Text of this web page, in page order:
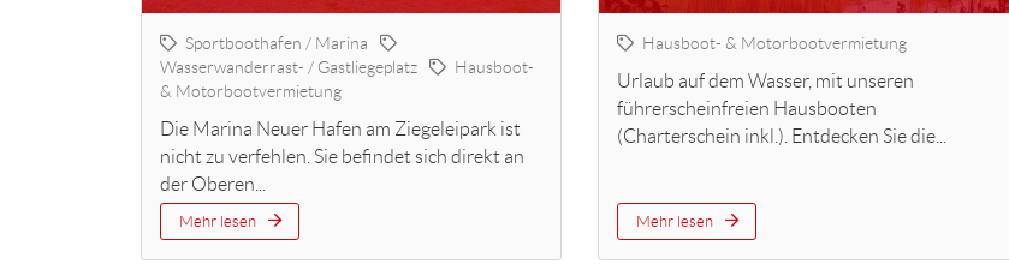
Sportboothafen / Marina
Wasserwanderrast- / Gastliegeplatz
Hausboot-
& Motorbootvermietung
Die Marina Neuer Hafen am Ziegeleipark ist
nicht zu verfehlen. Sie befindet sich direkt an
der Oberen...
Mehr lesen
Hausboot- & Motorbootvermietung
Urlaub auf dem Wasser, mit unseren
führerscheinfreien Hausbooten
(Charterschein inkl.). Entdecken Sie die...
Mehr lesen